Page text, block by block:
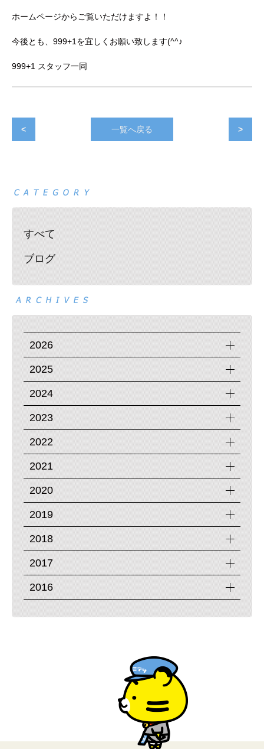
ホームページからご覧いただけますよ！！
今後とも、999+1を宜しくお願い致します(^^♪
999+1 スタッフ一同
< 一覧へ戻る >
すべて
ブログ
2026
2025
2024
2023
2022
2021
2020
2019
2018
2017
2016